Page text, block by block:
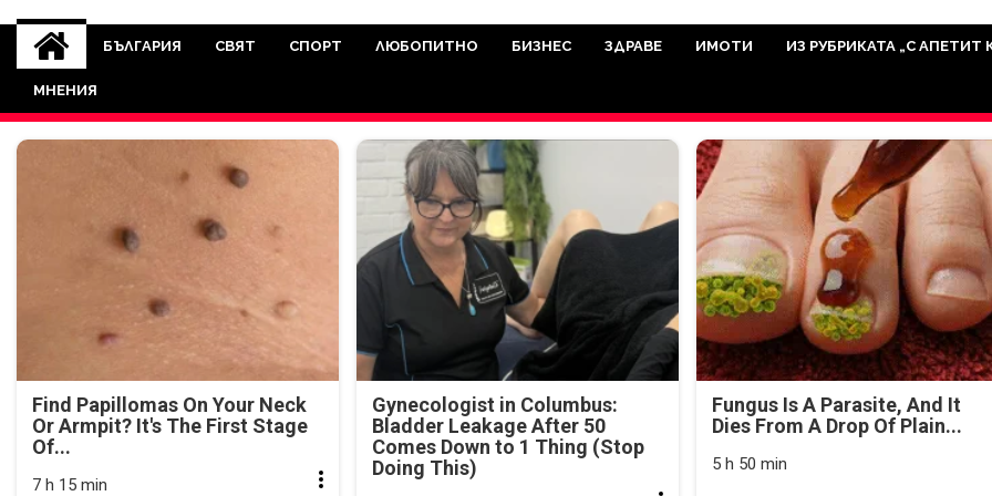
novinite-dnesbg.eu
Novinite-dnesbg.eu е медия, която има мисията да отразява всичко
Света. Новините, които се публикуват на нашия сайт са от
между медията и читателската аудитория, затова държим на
БЪЛГАРИЯ СВЯТ СПОРТ ЛЮБОПИТНО БИЗНЕС ЗДРАВЕ ИМОТИ ИЗ РУБРИКАТА „С АПЕТИТ
МНЕНИЯ
Find Papillomas On Your Neck
Or Armpit? It's The First Stage
Of...
7 h 15 min
Gynecologist in Columbus:
Bladder Leakage After 50
Comes Down to 1 Thing (Stop
Doing This)
Fungus Is A Parasite, And It
Dies From A Drop Of Plain...
5 h 50 min